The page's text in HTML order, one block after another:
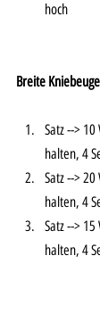
hoch
Breite
Satz -->
halten, 4
Satz -->
halten, 4
Satz -->
halten, 4